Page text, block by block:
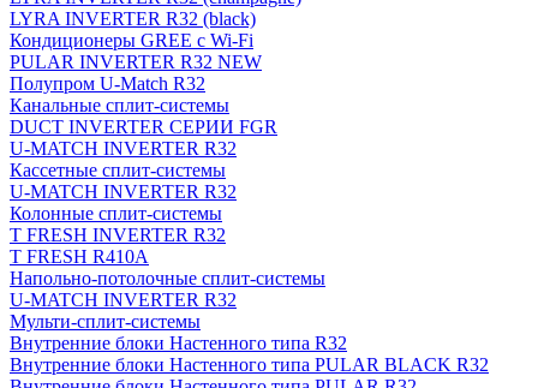
LYRA INVERTER R32 (black)
Кондиционеры GREE с Wi-Fi
PULAR INVERTER R32 NEW
Полупром U-Match R32
Канальные сплит-системы
DUCT INVERTER СЕРИИ FGR
U-MATCH INVERTER R32
Кассетные сплит-системы
U-MATCH INVERTER R32
Колонные сплит-системы
T FRESH INVERTER R32
T FRESH R410A
Напольно-потолочные сплит-системы
U-MATCH INVERTER R32
Мульти-сплит-системы
Внутренние блоки Настенного типа R32
Внутренние блоки Настенного типа PULAR BLACK R32